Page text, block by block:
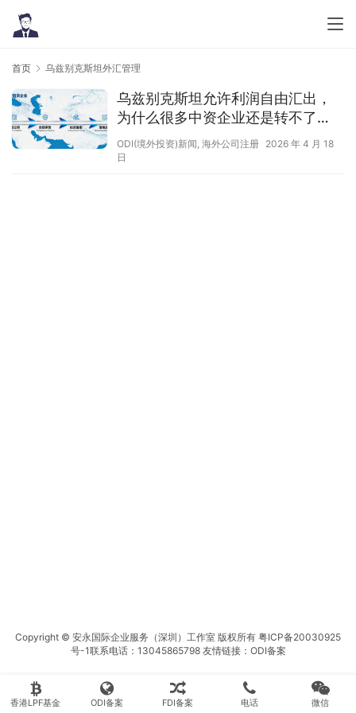
首页 乌兹别克斯坦外汇管理
乌兹别克斯坦允许利润自由汇出，
为什么很多中资企业还是转不了
钱？
ODI(境外投资)新闻, 海外公司注册 2026 年 4 月 18
日
Copyright © 安永国际企业服务（深圳）工作室 版权所有 粤ICP备20030925
号-1联系电话：13045865798 友情链接： ODI备案
香港LPF基金 ODI备案 FDI备案 电话 微信